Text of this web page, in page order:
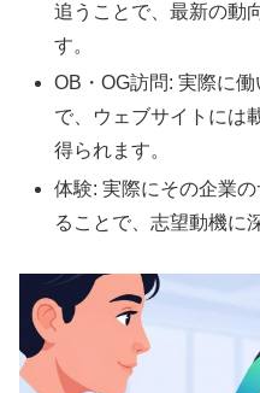
追うことで、最新の動
す。
OB・OG訪問: 実際に
で、ウェブサイトには
得られます。
体験: 実際にその企業
ることで、志望動機に